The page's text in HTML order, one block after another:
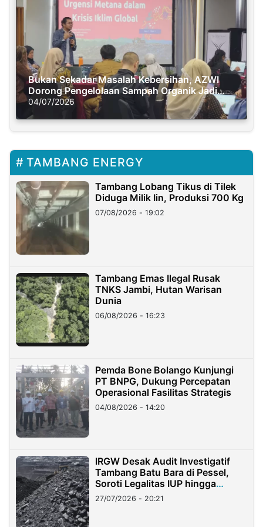
Bukan Sekadar Masalah Kebersihan, AZWI
Dorong Pengelolaan Sampah Organik Jadi
Solusi Krisis Iklim
04/07/2026
TAMBANG ENERGY
Tambang Lobang Tikus di Tilek
Diduga Milik Iin, Produksi 700 Kg
07/08/2026 - 19:02
Tambang Emas Ilegal Rusak
TNKS Jambi, Hutan Warisan
Dunia
06/08/2026 - 16:23
Pemda Bone Bolango Kunjungi
PT BNPG, Dukung Percepatan
Operasional Fasilitas Strategis
04/08/2026 - 14:20
IRGW Desak Audit Investigatif
Tambang Batu Bara di Pessel,
Soroti Legalitas IUP hingga
Stockpile
27/07/2026 - 20:21